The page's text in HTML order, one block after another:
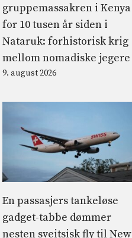
gruppemassakren i Kenya
for 10 tusen år siden i
Nataruk: forhistorisk krig
mellom nomadiske jegere
9. august 2026
En passasjers tankeløse
gadget-tabbe dømmer
nesten sveitsisk fly til New